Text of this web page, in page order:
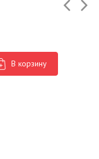
В корзину